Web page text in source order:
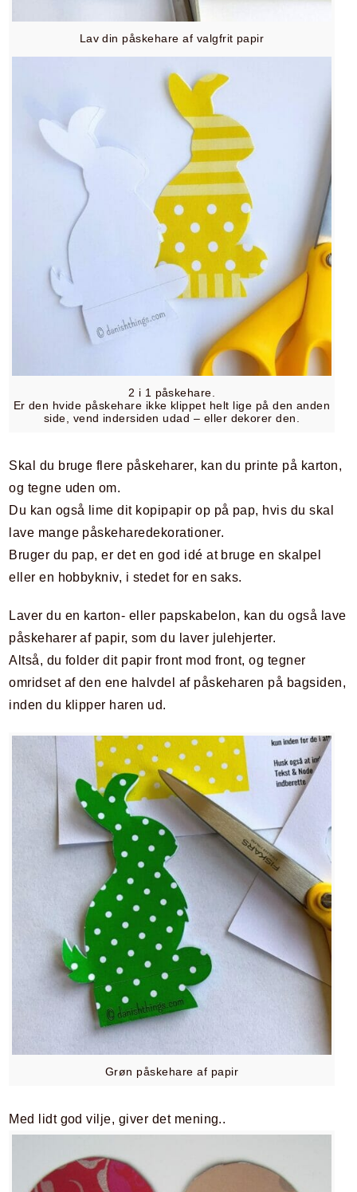
Lav din påskehare af valgfrit papir
2 i 1 påskehare.
Er den hvide påskehare ikke klippet helt lige på den anden
side, vend indersiden udad – eller dekorer den.
Skal du bruge flere påskeharer, kan du printe på karton,
og tegne uden om.
Du kan også lime dit kopipapir op på pap, hvis du skal
lave mange påskeharedekorationer.
Bruger du pap, er det en god idé at bruge en skalpel
eller en hobbykniv, i stedet for en saks.
Laver du en karton- eller papskabelon, kan du også lave
påskeharer af papir, som du laver julehjerter.
Altså, du folder dit papir front mod front, og tegner
omridset af den ene halvdel af påskeharen på bagsiden,
inden du klipper haren ud.
Grøn påskehare af papir
Med lidt god vilje, giver det mening..